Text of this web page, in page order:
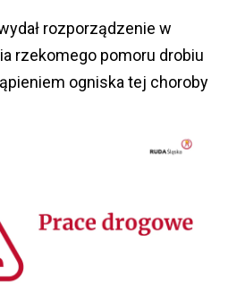
rozporządzenie w
rzekomego pomoru drobiu
ogniska tej choroby